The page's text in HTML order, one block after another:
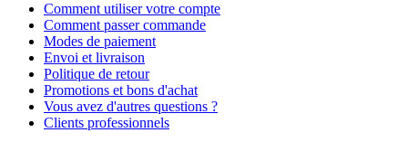
Comment utiliser votre compte
Comment passer commande
Modes de paiement
Envoi et livraison
Politique de retour
Promotions et bons d'achat
Vous avez d'autres questions ?
Clients professionnels